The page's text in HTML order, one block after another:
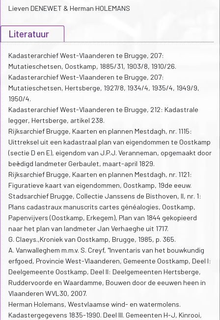
Lieven DENEWET & Herman HOLEMANS
Literatuur
Kadasterarchief West-Vlaanderen te Brugge, 207:
Mutatieschetsen, Oostkamp, 1885/31, 1903/8, 1910/26.
Kadasterarchief West-Vlaanderen te Brugge, 207:
Mutatieschetsen, Hertsberge, 1927/8, 1934/4, 1935/4, 1949/9,
1950/4.
Kadasterarchief West-Vlaanderen te Brugge, 212: Kadastrale
legger, Hertsberge, artikel 238.
Rijksarchief Brugge, Kaarten en plannen Mestdagh, nr. 1115:
Uittreksel uit een kadastraal plan van eigendommen te Oostkamp
(sectie D en E), eigendom van J.P.J. Veranneman, opgemaakt door
beëdigd landmeter Gerbaulet, maart-april 1829.
Rijksarchief Brugge, Kaarten en plannen Mestdagh, nr. 1121:
Figuratieve kaart van eigendommen, Oostkamp, 19de eeuw.
Stadsarchief Brugge, Collectie Janssens de Bisthoven, II, nr. 1:
Plans cadastraux manuscrits cartes généalogies, Oostkamp,
Papenvijvers (Oostkamp, Erkegem), Plan van 1844 gekopieerd
naar het plan van landmeter Jan Verhaeghe uit 1717.
G. Claeys.,Kroniek van Oostkamp, Brugge, 1985, p. 365.
A. Vanwalleghem m.m.v. S. Creyf, "Inventaris van het bouwkundig
erfgoed, Provincie West-Vlaanderen, Gemeente Oostkamp, Deel I:
Deelgemeente Oostkamp, Deel II: Deelgemeenten Hertsberge,
Ruddervoorde en Waardamme, Bouwen door de eeuwen heen in
Vlaanderen WVL30, 2007.
Herman Holemans, Westvlaamse wind- en watermolens.
Kadastergegevens 1835-1990. Deel III. Gemeenten H-J, Kinrooi,